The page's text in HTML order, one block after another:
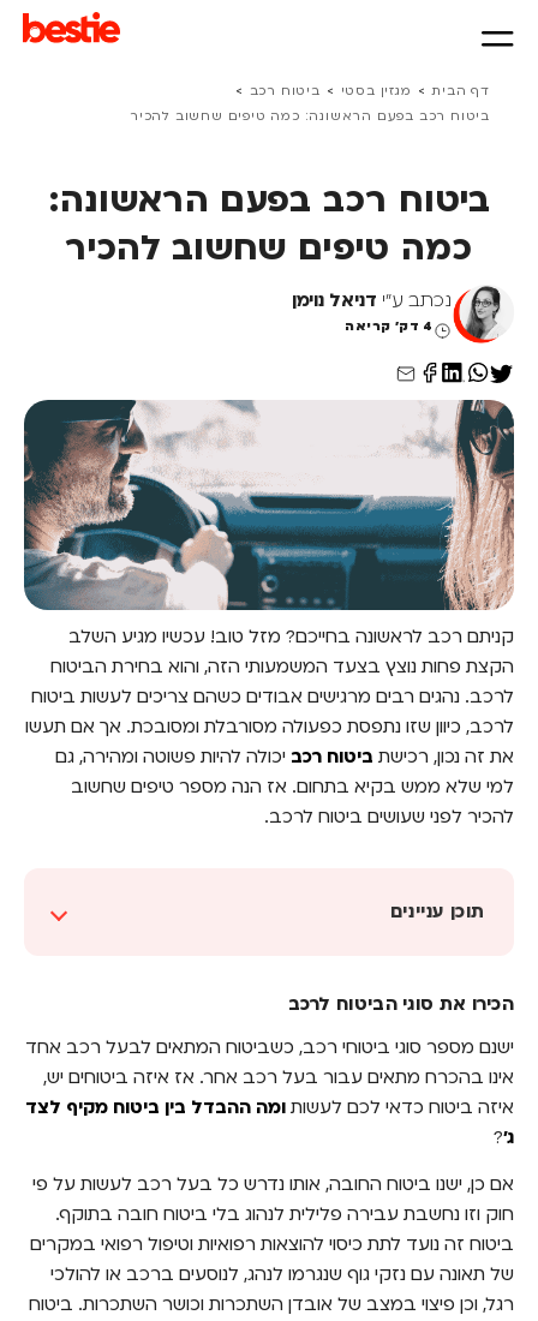
דף הבית > מגזין בסטי > ביטוח רכב >
ביטוח רכב בפעם הראשונה: כמה טיפים שחשוב להכיר
ביטוח רכב בפעם הראשונה:
כמה טיפים שחשוב להכיר
נכתב ע"י דניאל נוימן
4 דק' קריאה
קניתם רכב לראשונה בחייכם? מזל טוב! עכשיו מגיע השלב
הקצת פחות נוצץ בצעד המשמעותי הזה, והוא בחירת הביטוח
לרכב. נהגים רבים מרגישים אבודים כשהם צריכים לעשות ביטוח
לרכב, כיוון שזו נתפסת כפעולה מסורבלת ומסובכת. אך אם תעשו
את זה נכון, רכישת ביטוח רכב יכולה להיות פשוטה ומהירה, גם
למי שלא ממש בקיא בתחום. אז הנה מספר טיפים שחשוב
להכיר לפני שעושים ביטוח לרכב.
תוכן עניינים
ביטוח רכב בפעם הראשונה: הכירו את חברות
השוו מחירים
איזה רכב מבטחים?
מגיע לכם לקבל את הצעת המחיר המשתלמת
ביותר
הכירו את סוגי הביטוח לרכב
ישנם מספר סוגי ביטוחי רכב, כשביטוח המתאים לבעל רכב אחד
אינו בהכרח מתאים עבור בעל רכב אחר. אז איזה ביטוחים יש,
איזה ביטוח כדאי לכם לעשות ומה ההבדל בין ביטוח מקיף לצד
ג'?
אם כן, ישנו ביטוח החובה, אותו נדרש כל בעל רכב לעשות על פי
חוק וזו נחשבת עבירה פלילית לנהוג בלי ביטוח חובה בתוקף.
ביטוח זה נועד לתת כיסוי להוצאות רפואיות וטיפול רפואי במקרים
של תאונה עם נזקי גוף שנגרמו לנהג, לנוסעים ברכב או להולכי
רגל, וכן פיצוי במצב של אובדן השתכרות וכושר השתכרות. ביטוח